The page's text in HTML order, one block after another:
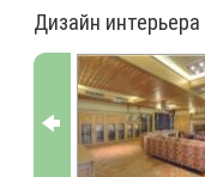
Дизайн интерьера